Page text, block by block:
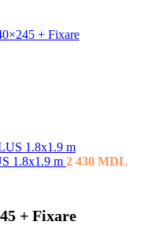
1.8x1.9 m 2 430 MDL
+ Fixare